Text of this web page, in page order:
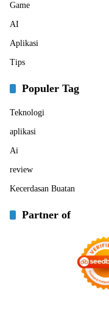
Game
AI
Aplikasi
Tips
Populer Tag
Teknologi
aplikasi
Ai
review
Kecerdasan Buatan
Partner of